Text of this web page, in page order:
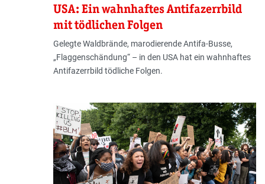
USA: Ein wahnhaftes Antifazerrbild
mit tödlichen Folgen
Gelegte Waldbrände, marodierende Antifa-Busse,
„Flaggenschändung“ – in den USA hat ein wahnhaftes
Antifazerrbild tödliche Folgen.